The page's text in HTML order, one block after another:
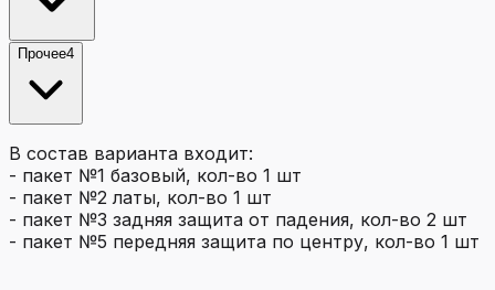
Прочее4
В состав варианта входит:
- пакет №1 базовый, кол-во 1 шт
- пакет №2 латы, кол-во 1 шт
- пакет №3 задняя защита от падения, кол-во 2 шт
- пакет №5 передняя защита по центру, кол-во 1 шт